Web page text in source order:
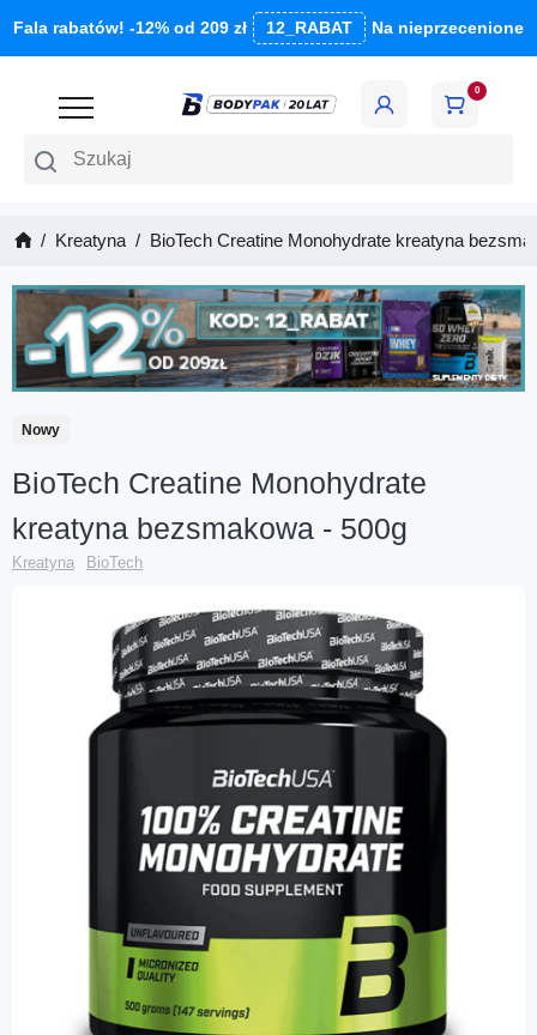
Fala rabatów! -12% od 209 zł 12_RABAT Na nieprzecenione
Szukaj
0
Kreatyna BioTech Creatine Monohydrate kreatyna
Nowy
BioTech Creatine Monohydrate
kreatyna bezsmakowa - 500g
Kreatyna BioTech